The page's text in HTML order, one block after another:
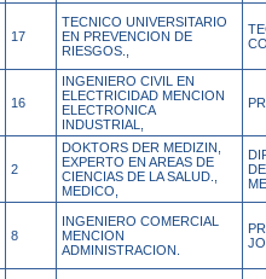
17
TECNICO UNIVERSITARIO
EN PREVENCION DE
RIESGOS.,
16
INGENIERO CIVIL EN
ELECTRICIDAD MENCION
ELECTRONICA
INDUSTRIAL,
2
DOKTORS DER MEDIZIN,
EXPERTO EN AREAS DE
CIENCIAS DE LA SALUD.,
MEDICO,
8
INGENIERO COMERCIAL
MENCION
ADMINISTRACION.